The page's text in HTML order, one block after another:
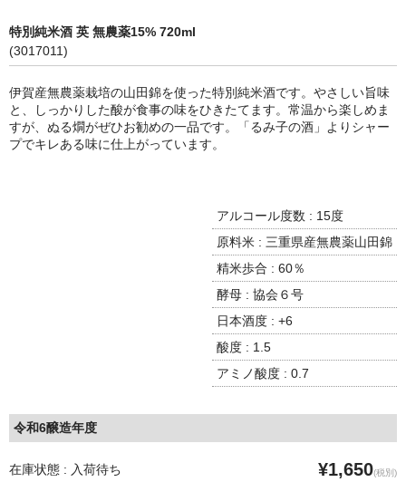
竹泉 田治米（兵庫県朝来市）
諏訪泉 諏訪酒造（鳥取県八頭郡智頭町）
旭菊・綾花 旭菊酒造（福岡県久留米市）
小鹿 小鹿酒造（鹿児島県鹿屋市)
明るい農村 霧島町蒸留所（鹿児島県霧島市）
鶴見 大石酒造（鹿児島県阿久根市）
鉄輪 瑞鷹（熊本県熊本市）
自 然 派 ワ イ ン
特別純米酒 英 無農薬15% 720ml
(3017011)
伊賀産無農薬栽培の山田錦を使った特別純米酒です。やさしい旨味
と、しっかりした酸が食事の味をひきたてます。常温から楽しめま
すが、ぬる燗がぜひお勧めの一品です。「るみ子の酒」よりシャー
プでキレある味に仕上がっています。
アルコール度数 : 15度
原料米 : 三重県産無農薬山田錦
精米歩合 : 60％
酵母 : 協会６号
日本酒度 : +6
酸度 : 1.5
アミノ酸度 : 0.7
令和6醸造年度
在庫状態 : 入荷待ち ¥1,650(税別)